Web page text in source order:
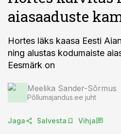
aiasaaduste
Hortes läks kaasa Eesti
ning alustas kodumaiste
Eesmärk on
Meelika Sander-Sõrmus
Põllumajandus.ee juht
Jaga Salvesta Vihja